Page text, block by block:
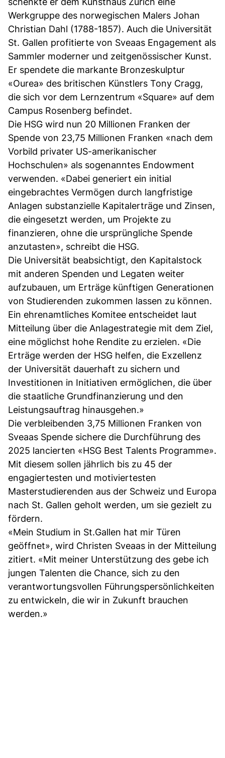
Werkgruppe des norwegischen Malers Johan
Christian Dahl (1788-1857). Auch die Universität
St. Gallen profitierte von Sveaas Engagement als
Sammler moderner und zeitgenössischer Kunst.
Er spendete die markante Bronzeskulptur
«Ourea» des britischen Künstlers Tony Cragg,
die sich vor dem Lernzentrum «Square» auf dem
Campus Rosenberg befindet.
Die HSG wird nun 20 Millionen Franken der
Spende von 23,75 Millionen Franken «nach dem
Vorbild privater US-amerikanischer
Hochschulen» als sogenanntes Endowment
verwenden. «Dabei generiert ein initial
eingebrachtes Vermögen durch langfristige
Anlagen substanzielle Kapitalerträge und Zinsen,
die eingesetzt werden, um Projekte zu
finanzieren, ohne die ursprüngliche Spende
anzutasten», schreibt die HSG.
Die Universität beabsichtigt, den Kapitalstock
mit anderen Spenden und Legaten weiter
aufzubauen, um Erträge künftigen Generationen
von Studierenden zukommen lassen zu können.
Ein ehrenamtliches Komitee entscheidet laut
Mitteilung über die Anlagestrategie mit dem Ziel,
eine möglichst hohe Rendite zu erzielen. «Die
Erträge werden der HSG helfen, die Exzellenz
der Universität dauerhaft zu sichern und
Investitionen in Initiativen ermöglichen, die über
die staatliche Grundfinanzierung und den
Leistungsauftrag hinausgehen.»
Die verbleibenden 3,75 Millionen Franken von
Sveaas Spende sichere die Durchführung des
2025 lancierten «HSG Best Talents Programme».
Mit diesem sollen jährlich bis zu 45 der
engagiertesten und motiviertesten
Masterstudierenden aus der Schweiz und Europa
nach St. Gallen geholt werden, um sie gezielt zu
fördern.
«Mein Studium in St.Gallen hat mir Türen
geöffnet», wird Christen Sveaas in der Mitteilung
zitiert. «Mit meiner Unterstützung des gebe ich
jungen Talenten die Chance, sich zu den
verantwortungsvollen Führungspersönlichkeiten
zu entwickeln, die wir in Zukunft brauchen
werden.»